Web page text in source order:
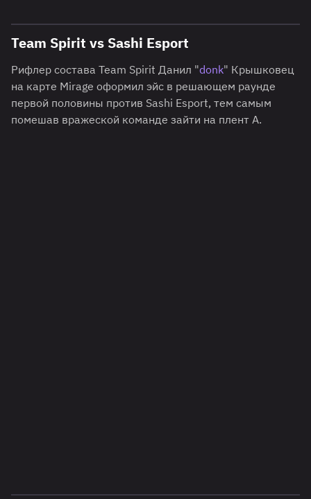
Team Spirit vs Sashi Esport
Рифлер состава Team Spirit Данил "donk" Крышковец
на карте Mirage оформил эйс в решающем раунде
первой половины против Sashi Esport, тем самым
помешав вражеской команде зайти на плент A.